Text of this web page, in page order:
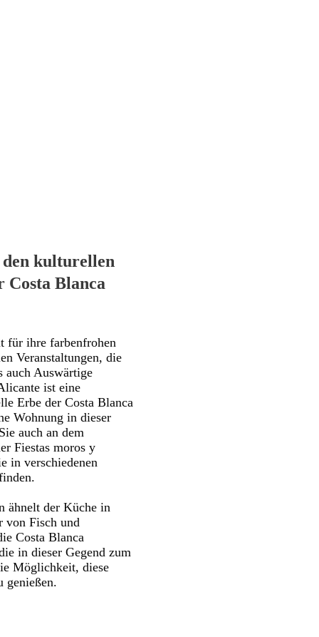
den kulturellen
Costa Blanca
für ihre farbenfrohen
Veranstaltungen, die
auch Auswärtige
ist eine
Erbe der Costa Blanca
Wohnung in dieser
auch an dem
Fiestas moros y
in verschiedenen
ähnelt der Küche in
von Fisch und
Costa Blanca
in dieser Gegend zum
Möglichkeit, diese
genießen.